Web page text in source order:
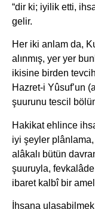
“dir ki; iyilik etti,
gelir.
Her iki anlam da,
alınmış, yer yer
ikisine birden
Hazret-i Yûsuf’un
şuurunu tescil
Hakikat ehlince
iyi şeyler
alâkalı bütün
şuuruyla,
ibaret kalbî bir
İhsana